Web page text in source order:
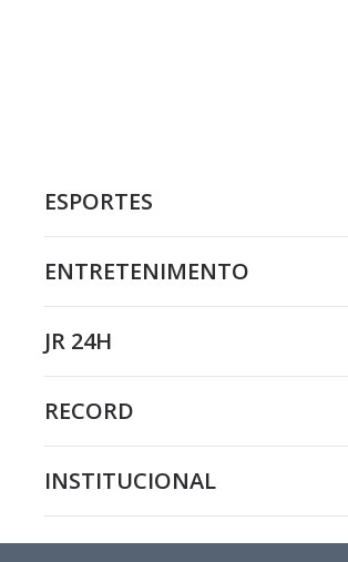
ESPORTES
ENTRETENIMENTO
JR 24H
RECORD
INSTITUCIONAL